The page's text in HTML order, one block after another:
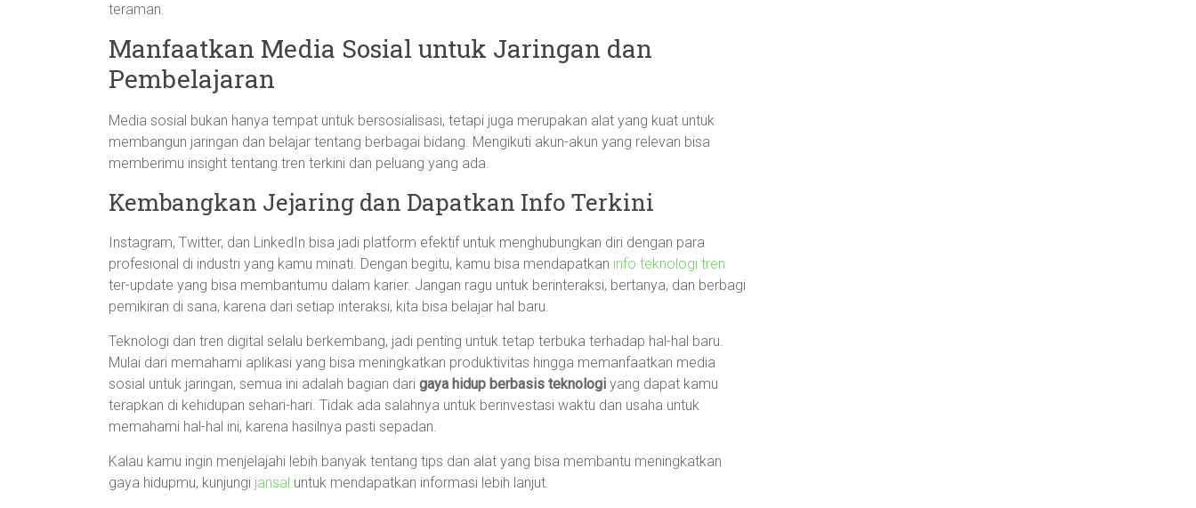
teraman.
Manfaatkan Media Sosial untuk Jaringan dan
Pembelajaran
Media sosial bukan hanya tempat untuk bersosialisasi, tetapi juga merupakan alat yang kuat untuk
membangun jaringan dan belajar tentang berbagai bidang. Mengikuti akun-akun yang relevan bisa
memberimu insight tentang tren terkini dan peluang yang ada.
Kembangkan Jejaring dan Dapatkan Info Terkini
Instagram, Twitter, dan LinkedIn bisa jadi platform efektif untuk menghubungkan diri dengan para
profesional di industri yang kamu minati. Dengan begitu, kamu bisa mendapatkan info teknologi tren
ter-update yang bisa membantumu dalam karier. Jangan ragu untuk berinteraksi, bertanya, dan berbagi
pemikiran di sana, karena dari setiap interaksi, kita bisa belajar hal baru.
Teknologi dan tren digital selalu berkembang, jadi penting untuk tetap terbuka terhadap hal-hal baru.
Mulai dari memahami aplikasi yang bisa meningkatkan produktivitas hingga memanfaatkan media
sosial untuk jaringan, semua ini adalah bagian dari gaya hidup berbasis teknologi yang dapat kamu
terapkan di kehidupan sehari-hari. Tidak ada salahnya untuk berinvestasi waktu dan usaha untuk
memahami hal-hal ini, karena hasilnya pasti sepadan.
Kalau kamu ingin menjelajahi lebih banyak tentang tips dan alat yang bisa membantu meningkatkan
gaya hidupmu, kunjungi jansal untuk mendapatkan informasi lebih lanjut.